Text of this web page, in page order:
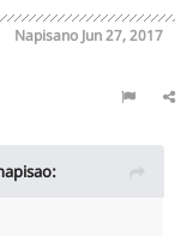
Napisano Jun 27, 2017